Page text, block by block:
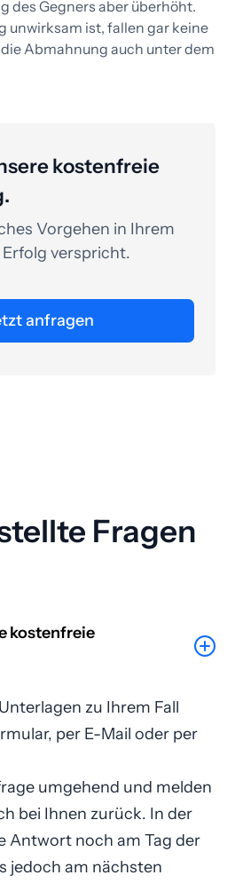
des Gegners aber überhöht.
unwirksam ist, fallen gar keine
die Abmahnung auch unter dem
kostenfreie
Vorgehen in Ihrem
verspricht.
anfragen
Fragen
kostenfreie
zu Ihrem Fall
per E-Mail oder per
umgehend und melden
bei Ihnen zurück. In der
Antwort noch am Tag der
jedoch am nächsten